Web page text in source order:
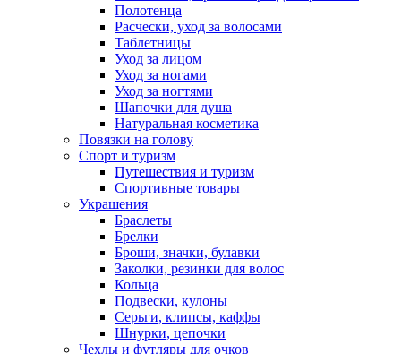
Полотенца
Расчески, уход за волосами
Таблетницы
Уход за лицом
Уход за ногами
Уход за ногтями
Шапочки для душа
Натуральная косметика
Повязки на голову
Спорт и туризм
Путешествия и туризм
Спортивные товары
Украшения
Браслеты
Брелки
Броши, значки, булавки
Заколки, резинки для волос
Кольца
Подвески, кулоны
Серьги, клипсы, каффы
Шнурки, цепочки
Чехлы и футляры для очков